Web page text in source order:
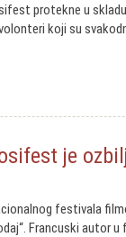
protekne u
koji su
je
festivala
Francuski autor